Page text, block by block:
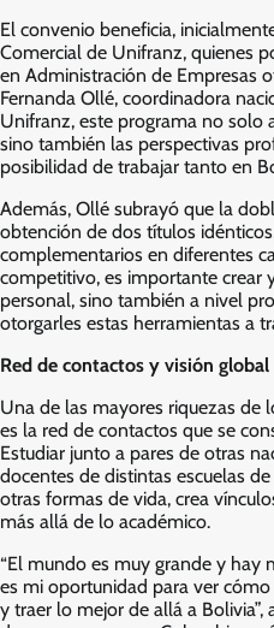
El convenio beneficia,
Comercial de Unifranz, quienes
en Administración de Empresas
Fernanda Ollé, coordinadora
Unifranz, este programa no solo
sino también las perspectivas
posibilidad de trabajar tanto en
Además, Ollé subrayó que la
obtención de dos títulos
complementarios en diferentes
competitivo, es importante crear
personal, sino también a nivel
otorgarles estas herramientas a
Red de contactos y visión global
Una de las mayores riquezas de
es la red de contactos que se
Estudiar junto a pares de otras
docentes de distintas escuelas
otras formas de vida, crea
más allá de lo académico.
“El mundo es muy grande y hay
es mi oportunidad para ver
y traer lo mejor de allá a Bolivia”,